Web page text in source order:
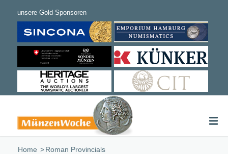
Home /Roman Provincials